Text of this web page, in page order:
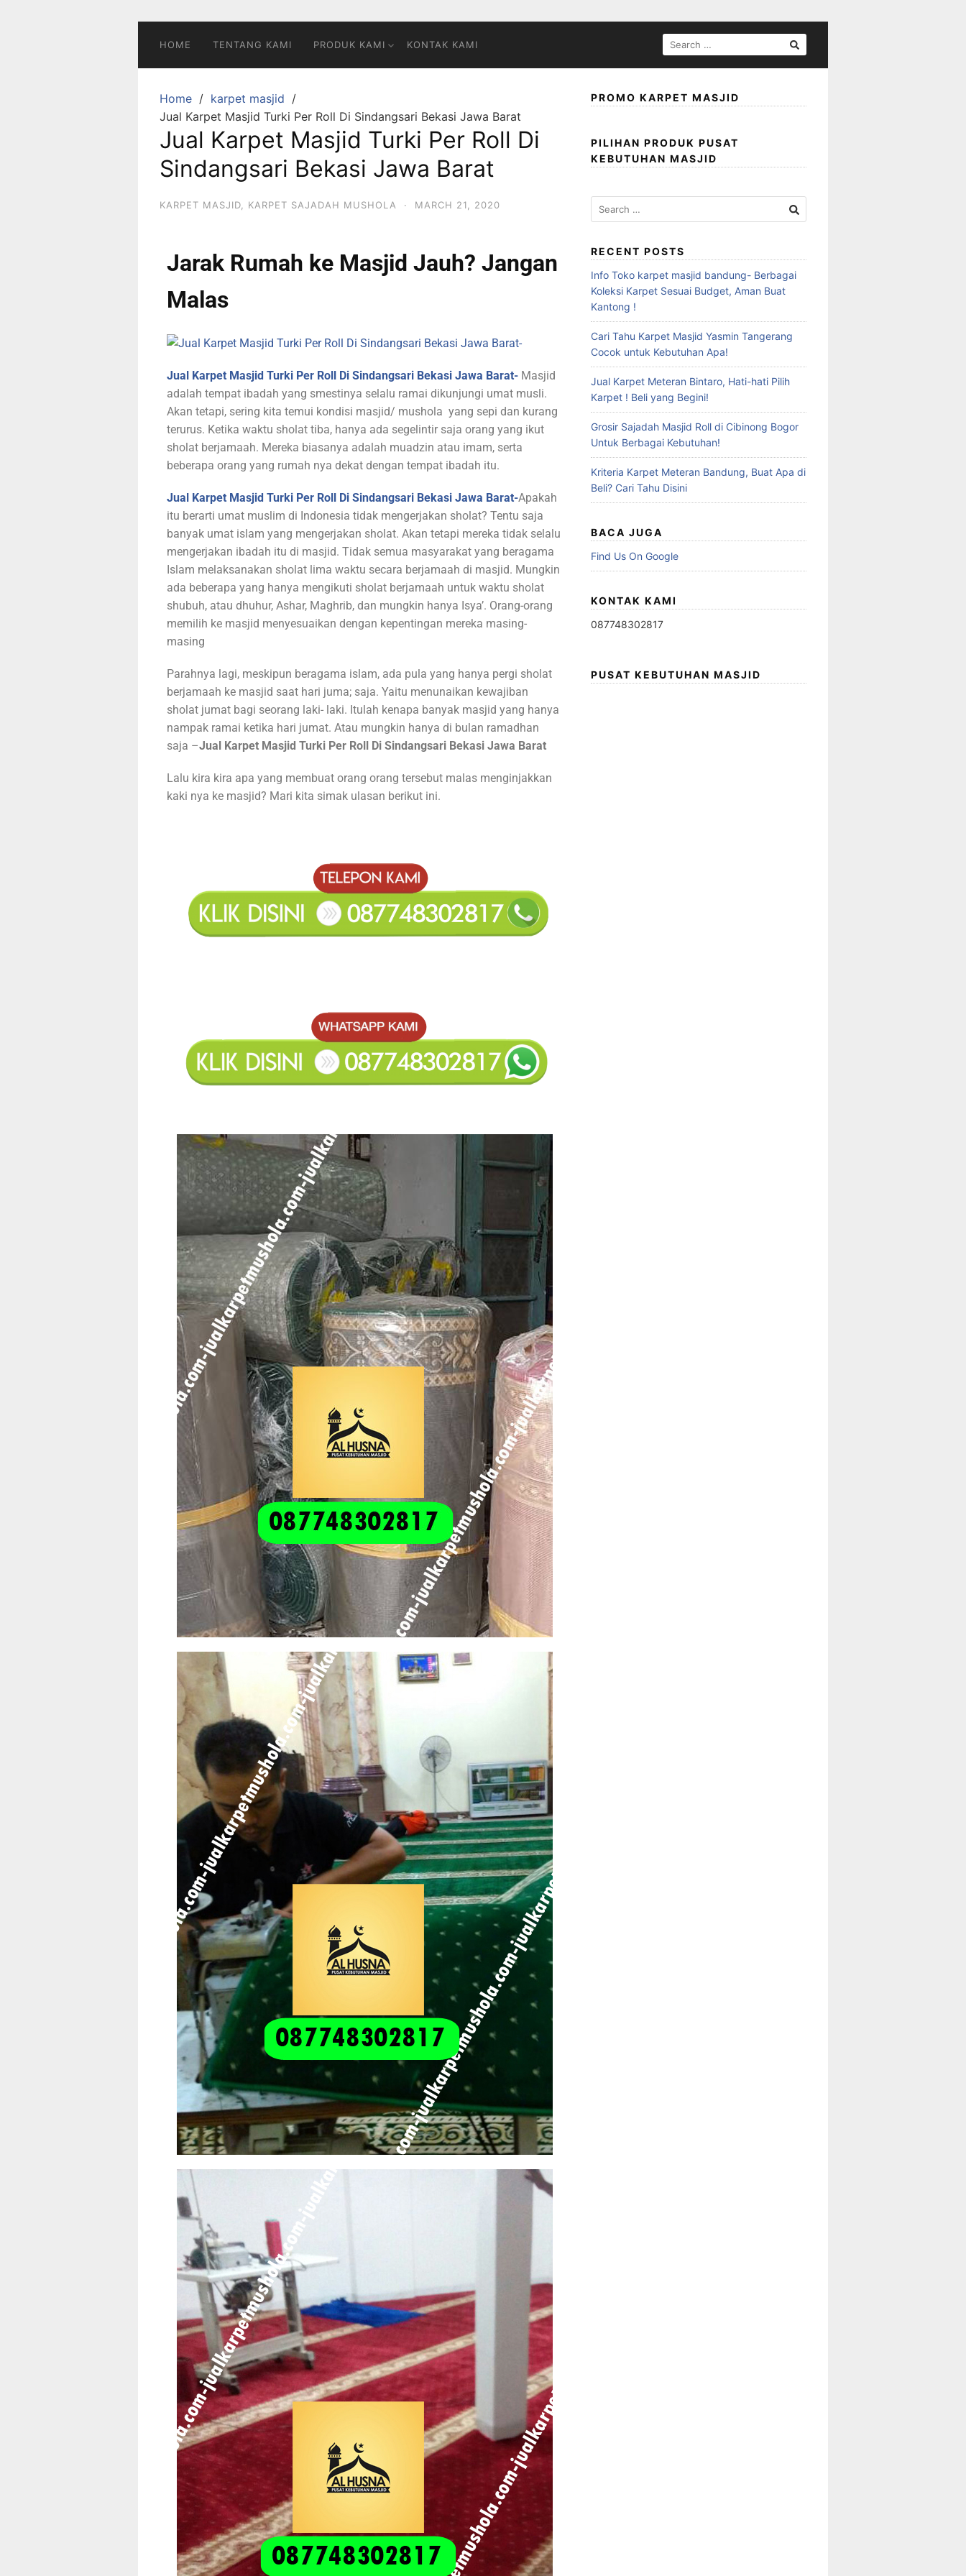
HOME TENTANG KAMI PRODUK KAMI KONTAK KAMI
Home
karpet masjid
Jual Karpet Masjid Turki Per Roll Di Sindangsari Bekasi Jawa Barat
Jual Karpet Masjid Turki Per Roll Di
Sindangsari Bekasi Jawa Barat
KARPET MASJID KARPET SAJADAH MUSHOLA · MARCH 21, 2020
Jarak Rumah ke Masjid Jauh? Jangan
Malas
Jual Karpet Masjid Turki Per Roll Di Sindangsari Bekasi Jawa Barat- Masjid
adalah tempat ibadah yang smestinya selalu ramai dikunjungi umat musli.
Akan tetapi, sering kita temui kondisi masjid/ mushola yang sepi dan kurang
terurus. Ketika waktu sholat tiba, hanya ada segelintir saja orang yang ikut
sholat berjamaah. Mereka biasanya adalah muadzin atau imam, serta
beberapa orang yang rumah nya dekat dengan tempat ibadah itu.
Jual Karpet Masjid Turki Per Roll Di Sindangsari Bekasi Jawa Barat-Apakah
itu berarti umat muslim di Indonesia tidak mengerjakan sholat? Tentu saja
banyak umat islam yang mengerjakan sholat. Akan tetapi mereka tidak selalu
mengerjakan ibadah itu di masjid. Tidak semua masyarakat yang beragama
Islam melaksanakan sholat lima waktu secara berjamaah di masjid. Mungkin
ada beberapa yang hanya mengikuti sholat berjamaah untuk waktu sholat
shubuh, atau dhuhur, Ashar, Maghrib, dan mungkin hanya Isya’. Orang-orang
memilih ke masjid menyesuaikan dengan kepentingan mereka masing-
masing
Parahnya lagi, meskipun beragama islam, ada pula yang hanya pergi sholat
berjamaah ke masjid saat hari juma; saja. Yaitu menunaikan kewajiban
sholat jumat bagi seorang laki- laki. Itulah kenapa banyak masjid yang hanya
nampak ramai ketika hari jumat. Atau mungkin hanya di bulan ramadhan
saja –Jual Karpet Masjid Turki Per Roll Di Sindangsari Bekasi Jawa Barat
Lalu kira kira apa yang membuat orang orang tersebut malas menginjakkan
kaki nya ke masjid? Mari kita simak ulasan berikut ini.
PROMO KARPET MASJID
PILIHAN PRODUK PUSAT
KEBUTUHAN MASJID
RECENT POSTS
Info Toko karpet masjid bandung- Berbagai
Koleksi Karpet Sesuai Budget, Aman Buat
Kantong !
Cari Tahu Karpet Masjid Yasmin Tangerang
Cocok untuk Kebutuhan Apa!
Jual Karpet Meteran Bintaro, Hati-hati Pilih
Karpet ! Beli yang Begini!
Grosir Sajadah Masjid Roll di Cibinong Bogor
Untuk Berbagai Kebutuhan!
Kriteria Karpet Meteran Bandung, Buat Apa di
Beli? Cari Tahu Disini
BACA JUGA
Find Us On Google
KONTAK KAMI
087748302817
PUSAT KEBUTUHAN MASJID